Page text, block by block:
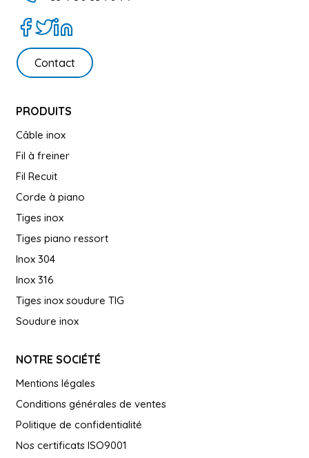
Contact
PRODUITS
Câble inox
Fil à freiner
Fil Recuit
Corde à piano
Tiges inox
Tiges piano ressort
Inox 304
Inox 316
Tiges inox soudure TIG
Soudure inox
NOTRE SOCIÉTÉ
Mentions légales
Conditions générales de ventes
Politique de confidentialité
Nos certificats ISO9001